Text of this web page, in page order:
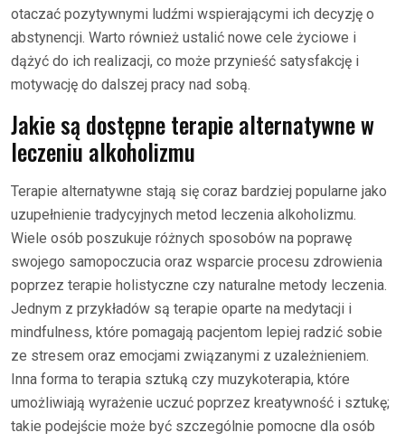
otaczać pozytywnymi ludźmi wspierającymi ich decyzję o
abstynencji. Warto również ustalić nowe cele życiowe i
dążyć do ich realizacji, co może przynieść satysfakcję i
motywację do dalszej pracy nad sobą.
Jakie są dostępne terapie alternatywne w
leczeniu alkoholizmu
Terapie alternatywne stają się coraz bardziej popularne jako
uzupełnienie tradycyjnych metod leczenia alkoholizmu.
Wiele osób poszukuje różnych sposobów na poprawę
swojego samopoczucia oraz wsparcie procesu zdrowienia
poprzez terapie holistyczne czy naturalne metody leczenia.
Jednym z przykładów są terapie oparte na medytacji i
mindfulness, które pomagają pacjentom lepiej radzić sobie
ze stresem oraz emocjami związanymi z uzależnieniem.
Inna forma to terapia sztuką czy muzykoterapia, które
umożliwiają wyrażenie uczuć poprzez kreatywność i sztukę;
takie podejście może być szczególnie pomocne dla osób